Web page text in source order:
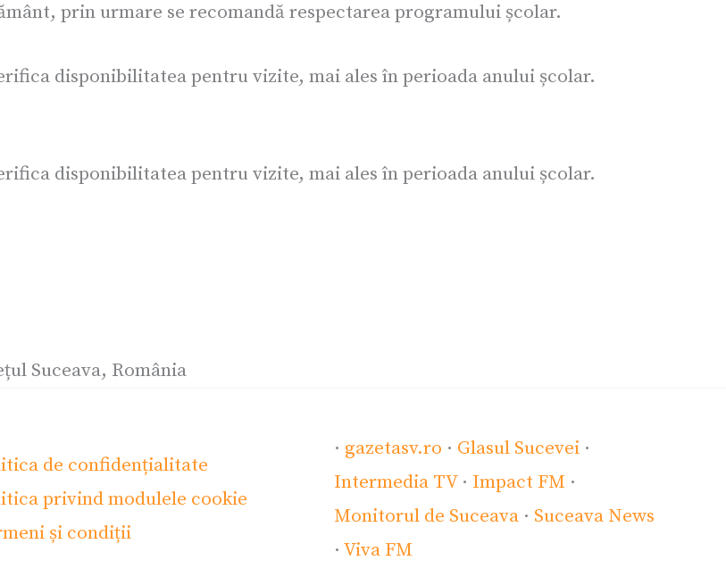
prin urmare se recomandă respectarea programului școlar.
disponibilitatea pentru vizite, mai ales în perioada anului școlar.
disponibilitatea pentru vizite, mai ales în perioada anului școlar.
Suceava, România
de confidențialitate
privind modulele cookie
și condiții
· gazetasv.ro · Glasul Sucevei ·
Intermedia TV· Impact FM ·
Monitorul de Suceava · Suceava News
·Viva FM